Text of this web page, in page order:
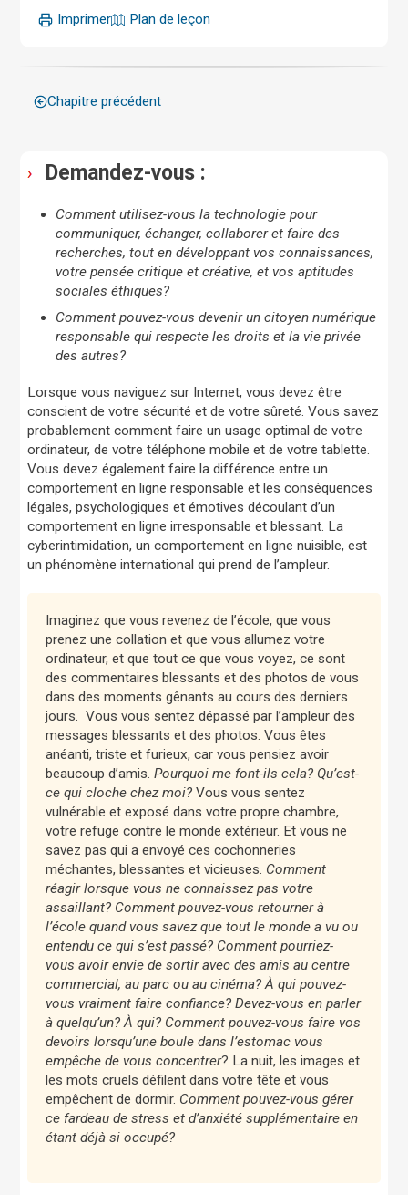
Imprimer Plan de leçon
Chapitre précédent
Demandez-vous :
Comment utilisez-vous la technologie pour
communiquer, échanger, collaborer et faire des
recherches, tout en développant vos connaissances,
votre pensée critique et créative, et vos aptitudes
sociales éthiques?
Comment pouvez-vous devenir un citoyen numérique
responsable qui respecte les droits et la vie privée
des autres?
Lorsque vous naviguez sur Internet, vous devez être
conscient de votre sécurité et de votre sûreté. Vous savez
probablement comment faire un usage optimal de votre
ordinateur, de votre téléphone mobile et de votre tablette.
Vous devez également faire la différence entre un
comportement en ligne responsable et les conséquences
légales, psychologiques et émotives découlant d’un
comportement en ligne irresponsable et blessant. La
cyberintimidation, un comportement en ligne nuisible, est
un phénomène international qui prend de l’ampleur.
Imaginez que vous revenez de l’école, que vous
prenez une collation et que vous allumez votre
ordinateur, et que tout ce que vous voyez, ce sont
des commentaires blessants et des photos de vous
dans des moments gênants au cours des derniers
jours. Vous vous sentez dépassé par l’ampleur des
messages blessants et des photos. Vous êtes
anéanti, triste et furieux, car vous pensiez avoir
beaucoup d’amis.Pourquoi me font-ils cela? Qu’est-
ce qui cloche chez moi?Vous vous sentez
vulnérable et exposé dans votre propre chambre,
votre refuge contre le monde extérieur. Et vous ne
savez pas qui a envoyé ces cochonneries
méchantes, blessantes et vicieuses. Comment
réagir lorsque vous ne connaissez pas votre
assaillant? Comment pouvez-vous retourner à
l’école quand vous savez que tout le monde a vu ou
entendu ce qui s’est passé? Comment pourriez-
vous avoir envie de sortir avec des amis au centre
commercial, au parc ou au cinéma? À qui pouvez-
vous vraiment faire confiance? Devez-vous en parler
à quelqu’un? À qui? Comment pouvez-vous faire vos
devoirs lorsqu’une boule dans l’estomac vous
empêche de vous concentrer? La nuit, les images et
les mots cruels défilent dans votre tête et vous
empêchent de dormir. Comment pouvez-vous gérer
ce fardeau de stress et d’anxiété supplémentaire en
étant déjà si occupé?